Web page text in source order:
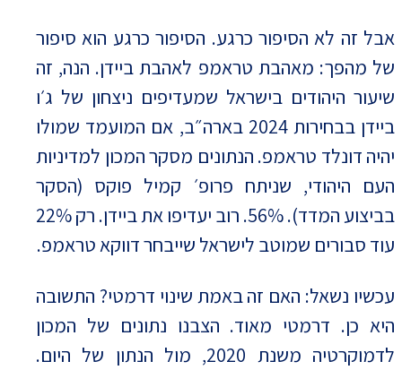
אבל זה לא הסיפור כרגע. הסיפור כרגע הוא סיפור
של מהפך: מאהבת טראמפ לאהבת ביידן. הנה, זה
שיעור היהודים בישראל שמעדיפים ניצחון של ג׳ו
ביידן בבחירות 2024 בארה״ב, אם המועמד שמולו
יהיה דונלד טראמפ. הנתונים מסקר המכון למדיניות
העם היהודי, שניתח פרופ׳ קמיל פוקס (הסקר
בביצוע המדד). 56%. רוב יעדיפו את ביידן. רק 22%
עוד סבורים שמוטב לישראל שייבחר דווקא טראמפ.
עכשיו נשאל: האם זה באמת שינוי דרמטי? התשובה
היא כן. דרמטי מאוד. הצבנו נתונים של המכון
לדמוקרטיה משנת 2020, מול הנתון של היום.